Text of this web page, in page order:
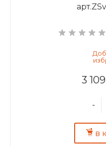
3
-
в